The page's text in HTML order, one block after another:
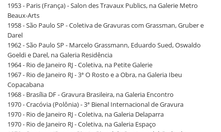
1953 - Paris (França) - Salon des Travaux Publics, na Galerie Metro
Beaux-Arts
1958 - São Paulo SP - Coletiva de Gravuras com Grassman, Gruber e
Darel
1962 - São Paulo SP - Marcelo Grassmann, Eduardo Sued, Oswaldo
Goeldi e Darel, na Galeria Residência
1964 - Rio de Janeiro RJ - Coletiva, na Petite Galerie
1967 - Rio de Janeiro RJ - 3ª O Rosto e a Obra, na Galeria Ibeu
Copacabana
1968 - Brasília DF - Gravura Brasileira, na Galeria Encontro
1970 - Cracóvia (Polônia) - 3ª Bienal Internacional de Gravura
1970 - Rio de Janeiro RJ - Coletiva, na Galeria Delaparra
1970 - Rio de Janeiro RJ - Coletiva, na Galeria Espaço